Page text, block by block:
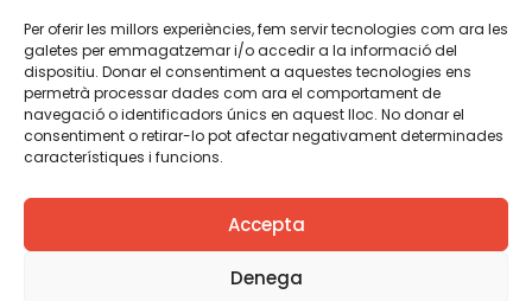
Per oferir les millors experiències, fem servir tecnologies com ara les
galetes per emmagatzemar i/o accedir a la informació del
dispositiu. Donar el consentiment a aquestes tecnologies ens
permetrà processar dades com ara el comportament de
navegació o identificadors únics en aquest lloc. No donar el
consentiment o retirar-lo pot afectar negativament determinades
característiques i funcions.
Accepta
Denega
TWT YTB IG FB IN
Aviso legalPolítica de cookies
Creemos que el conocimiento debe compartirse. Por eso
utilizamos una licencia Creative Commons, salvo que en
algún material indiquemos lo contrario. Le animamos a
copiar, redistribuir, remezclar o transformar y crear los